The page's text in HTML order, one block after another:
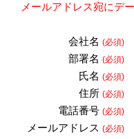
メールアドレス宛にデ
会社名 (必須)
部署名 (必須)
氏名 (必須)
住所 (必須)
電話番号 (必須)
メールアドレス (必須)